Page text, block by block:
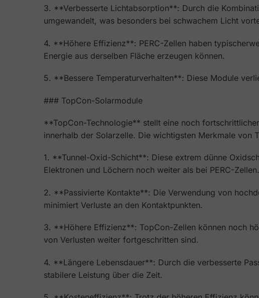
3. **Verbesserte Lichtabsorption**: Durch die
umgewandelt, was besonders bei schwachem Licht
4. **Höhere Effizienz**: PERC-Zellen haben
Energie aus derselben Fläche erzeugen können.
5. **Bessere Temperaturverhalten**: Diese Module
### TopCon-Solarmodule
**TopCon-Technologie** stellt eine noch
innerhalb der Solarzelle. Die wichtigsten Merkmale von
1. **Tunnel-Oxid-Schicht**: Diese extrem dünne
Elektronen und Löchern noch weiter als bei PERC-Zellen.
2. **Passivierte Kontakte**: Die Verwendung von
minimiert Verluste an den Kontaktpunkten.
3. **Höhere Effizienz**: TopCon-Zellen können noch
von Verlusten weiter fortgeschritten sind.
4. **Längere Lebensdauer**: Durch die verbesserte
stabilere Leistung über die Zeit.